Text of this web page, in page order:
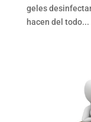
geles
hacen del todo...